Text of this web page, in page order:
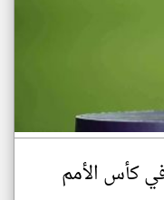
في كأس الأمم